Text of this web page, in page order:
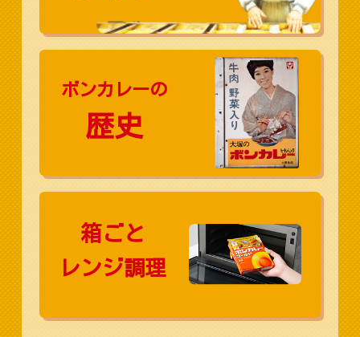
ボンカレーの
歴史
箱ごと
レンジ調理